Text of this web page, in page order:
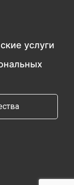
услуги